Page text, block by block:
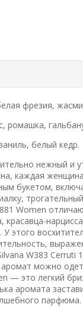
фрезия,
ромашка,
белый кедр.
нежный
каждая
букетом,
Women
красавца-
У этого
W383
аромат можно
— это легкий
аромата
парфюма.